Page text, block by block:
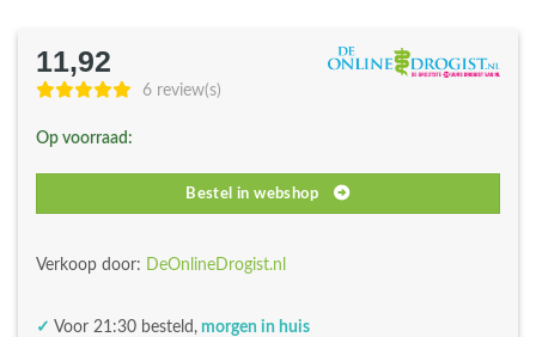
11,92
6 review(s)
Op voorraad:
Bestel in webshop
Verkoop door: DeOnlineDrogist.nl
✓ Voor 21:30 besteld, morgen in huis